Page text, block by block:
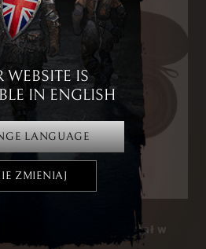
Was nagrody za udział w
WEBSITE IS
IN ENGLISH
LANGUAGE
ZMIENIAJ